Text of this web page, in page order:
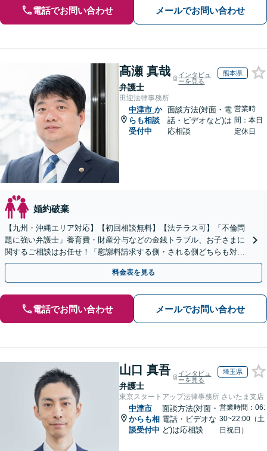
電話でお問い合わせ メールでお問い合わせ
髙瀬 真哉
弁護士
インタビュ
ーを見る
熊本県
田迎法律事務所
中津市 か
らも相談
受付中
面談方法(対面・電
話・ビデオなど)は
応相談
営業時
間：本日
定休日
婚約破棄
【九州・沖縄エリア対応】【初回相談無料】【法テラス可】「不倫問
題に強い弁護士」養育費・財産分与などの金銭トラブル、お子さまに
関するご相談はお任せ！「慰謝料請求する側・される側どちらも対応
可」【子連れ相談可】【休日・夜間相談可】【駐車場あり】
料金表を見る
電話でお問い合わせ メールでお問い合わせ
山口 真吾
弁護士
インタビュ
ーを見る
埼玉県
東京スタートアップ法律事務所 さいたま支店
中津市
からも相
談受付中
面談方法(対面・
電話・ビデオな
ど)は応相談
営業時間：06:
30~22:00（土
日祝日）